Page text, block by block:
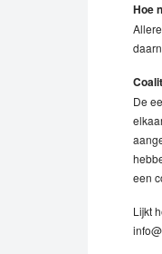
Hoe
De
een
Lijkt